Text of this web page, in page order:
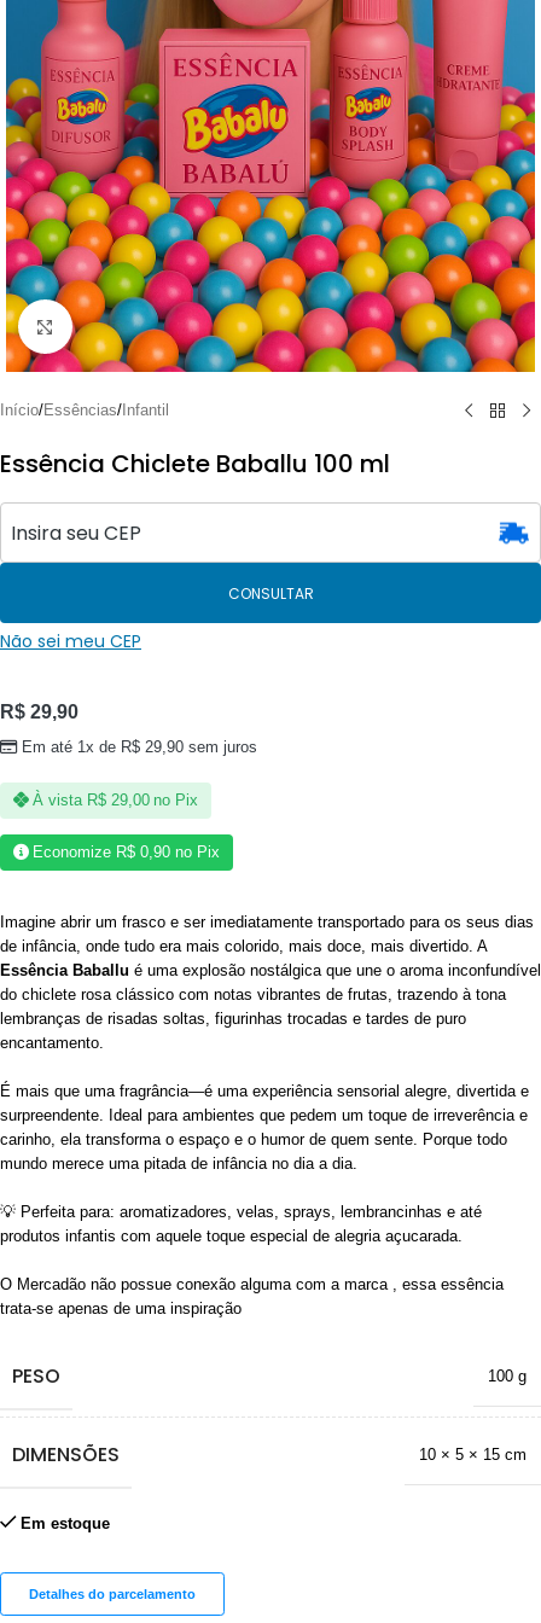
Clique para ampliar
Início/Essências/ Infantil
Essência Chiclete Baballu 100 ml
CONSULTAR
Não sei meu CEP
R$ 29,90
Em até 1x de R$ 29,90 sem juros
À vista R$29,00 no Pix
Economize R$ 0,90 no Pix
Imagine abrir um frasco e ser imediatamente transportado para os seus dias
de infância, onde tudo era mais colorido, mais doce, mais divertido. A
Essência Baballu é uma explosão nostálgica que une o aroma inconfundível
do chiclete rosa clássico com notas vibrantes de frutas, trazendo à tona
lembranças de risadas soltas, figurinhas trocadas e tardes de puro
encantamento.
É mais que uma fragrância—é uma experiência sensorial alegre, divertida e
surpreendente. Ideal para ambientes que pedem um toque de irreverência e
carinho, ela transforma o espaço e o humor de quem sente. Porque todo
mundo merece uma pitada de infância no dia a dia.
💡 Perfeita para: aromatizadores, velas, sprays, lembrancinhas e até
produtos infantis com aquele toque especial de alegria açucarada.
O Mercadão não possue conexão alguma com a marca , essa essência
trata-se apenas de uma inspiração
PESO 100 g
DIMENSÕES 10 × 5 × 15 cm
Em estoque
Detalhes do parcelamento